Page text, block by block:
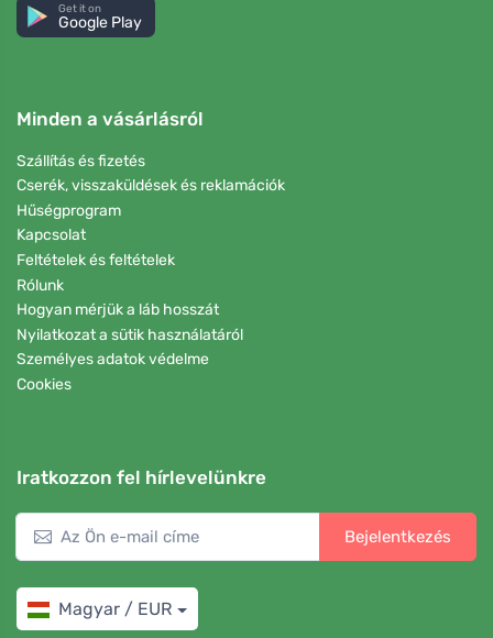
Get it on
Google Play
Minden a vásárlásról
Szállítás és fizetés
Cserék, visszaküldések és reklamációk
Hűségprogram
Kapcsolat
Feltételek és feltételek
Rólunk
Hogyan mérjük a láb hosszát
Nyilatkozat a sütik használatáról
Személyes adatok védelme
Cookies
Iratkozzon fel hírlevelünkre
Bejelentkezés
Magyar / EUR